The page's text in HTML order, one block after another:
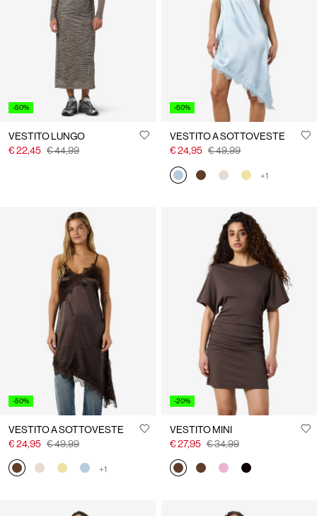
-50%
VESTITO LUNGO
€ 22,45 € 44,99
-50%
VESTITO A SOTTOVESTE
€ 24,95 € 49,99
+1
-50%
VESTITO A SOTTOVESTE
€ 24,95 € 49,99
+1
-20%
VESTITO MINI
€ 27,95 € 34,99